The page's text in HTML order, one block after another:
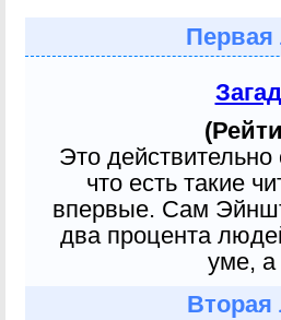
Первая
Это
что есть такие
впервые. Сам
два процента
уме, а
Вторая